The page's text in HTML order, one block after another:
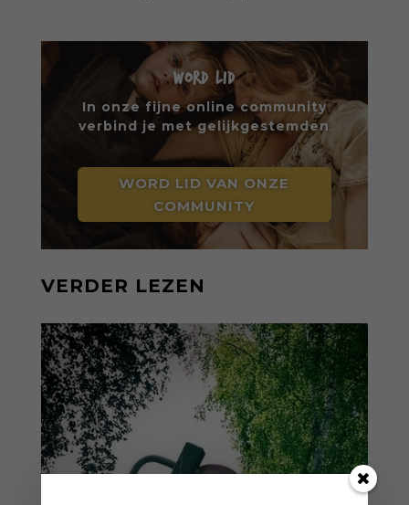
WORD LID
In onze fijne online community
verbind je met gelijkgestemden
WORD LID VAN ONZE
COMMUNITY
VERDER LEZEN